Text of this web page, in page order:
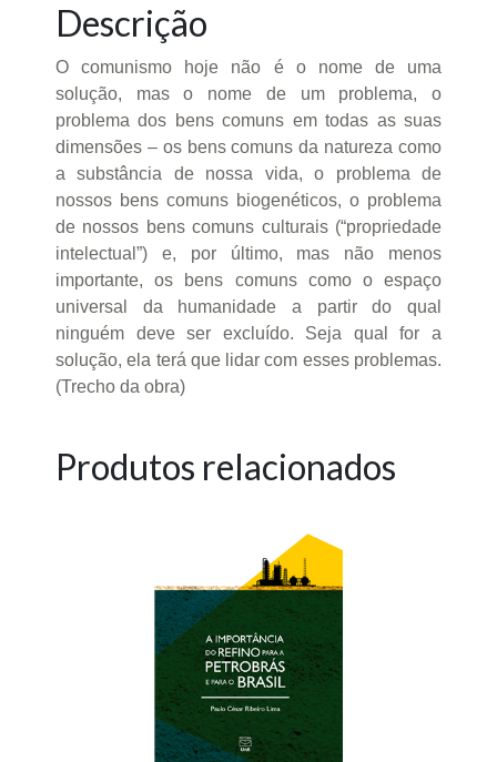
Descrição
O comunismo hoje não é o nome de uma
solução, mas o nome de um problema, o
problema dos bens comuns em todas as suas
dimensões – os bens comuns da natureza como
a substância de nossa vida, o problema de
nossos bens comuns biogenéticos, o problema
de nossos bens comuns culturais (“propriedade
intelectual”) e, por último, mas não menos
importante, os bens comuns como o espaço
universal da humanidade a partir do qual
ninguém deve ser excluído. Seja qual for a
solução, ela terá que lidar com esses problemas.
(Trecho da obra)
Produtos relacionados